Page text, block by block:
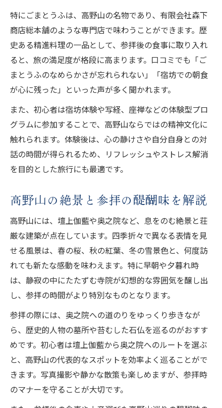
特にごまとうふは、高野山の名物であり、有限会社森下
商店総本舗のような専門店で味わうことができます。歴
史ある精進料理の一品として、参拝後の食事に取り入れ
ると、旅の満足度が格段に高まります。口コミでも「ご
まとうふのなめらかさが忘れられない」「宿坊での朝食
が心に残った」といった声が多く聞かれます。
また、初心者は宿坊体験や写経、座禅などの体験型プロ
グラムに参加することで、高野山ならではの精神文化に
触れられます。体験後は、心の静けさや自分自身との対
話の時間が得られるため、リフレッシュやストレス解消
を目的とした旅行にも最適です。
高野山の絶景と参拝の醍醐味を解説
高野山には、壇上伽藍や奥之院など、息をのむ絶景と荘
厳な建築が点在しています。四季折々で異なる表情を見
せる風景は、春の桜、秋の紅葉、冬の雪景色と、何度訪
れても新たな感動を味わえます。特に早朝や夕暮れ時
は、静寂の中にたたずむ寺院が幻想的な雰囲気を醸し出
し、参拝の時間がより特別なものとなります。
参拝の際には、奥之院への道のりをゆっくり歩きなが
ら、歴史的人物の墓所や苔むした石仏を巡るのがおすす
めです。初心者は壇上伽藍から奥之院へのルートを選ぶ
と、高野山の代表的なスポットを効率よく巡ることがで
きます。写真撮影や静かな散策も楽しめますが、参拝時
のマナーを守ることが大切です。